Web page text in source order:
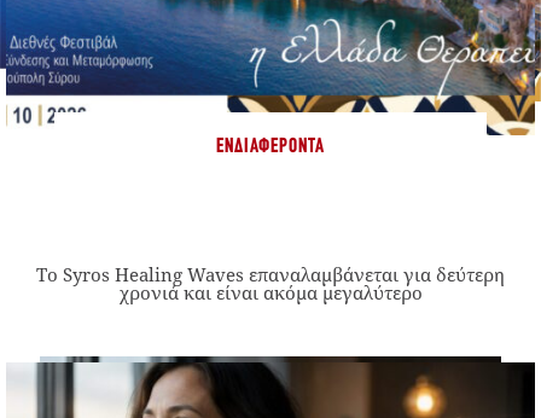
ΕΝΔΙΑΦΈΡΟΝΤΑ
Το Syros Healing Waves επαναλαμβάνεται για δεύτερη
χρονιά και είναι ακόμα μεγαλύτερο